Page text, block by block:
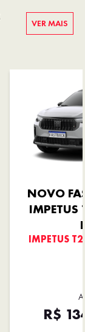
VER MAIS
NOVO
IMPETUS
IMPETUS
R$